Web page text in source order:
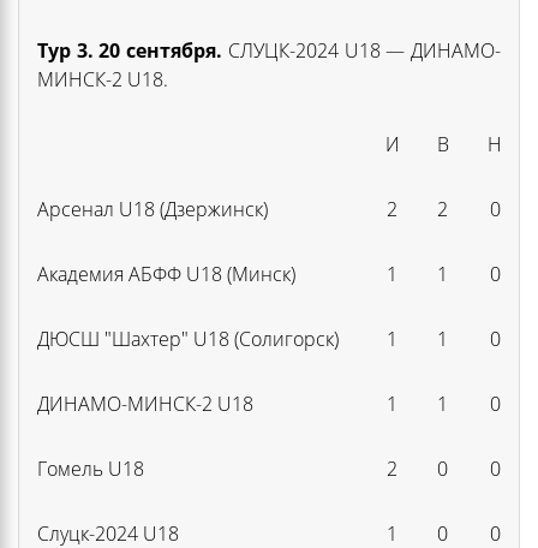
Тур 3. 20 сентября. СЛУЦК-2024 U18 — ДИНАМО-
МИНСК-2 U18.
И В Н
Арсенал U18 (Дзержинск) 2 2 0
Академия АБФФ U18 (Минск) 1 1 0
ДЮСШ "Шахтер" U18 (Солигорск) 1 1 0
ДИНАМО-МИНСК-2 U18 1 1 0
Гомель U18 2 0 0
Слуцк-2024 U18 1 0 0